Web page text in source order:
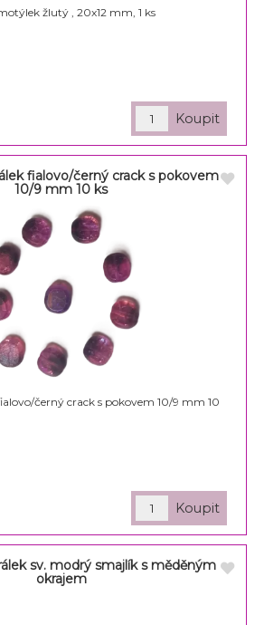
žlutý , 20x12 mm, 1 ks
fialovo/černý crack s pokovem
10/9 mm 10 ks
černý crack s pokovem 10/9 mm 10
sv. modrý smajlík s měděným
okrajem